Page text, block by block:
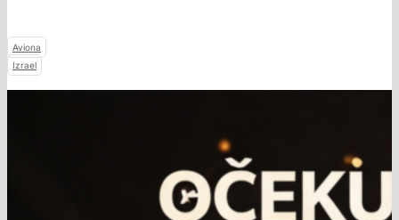
Aviona
Izrael